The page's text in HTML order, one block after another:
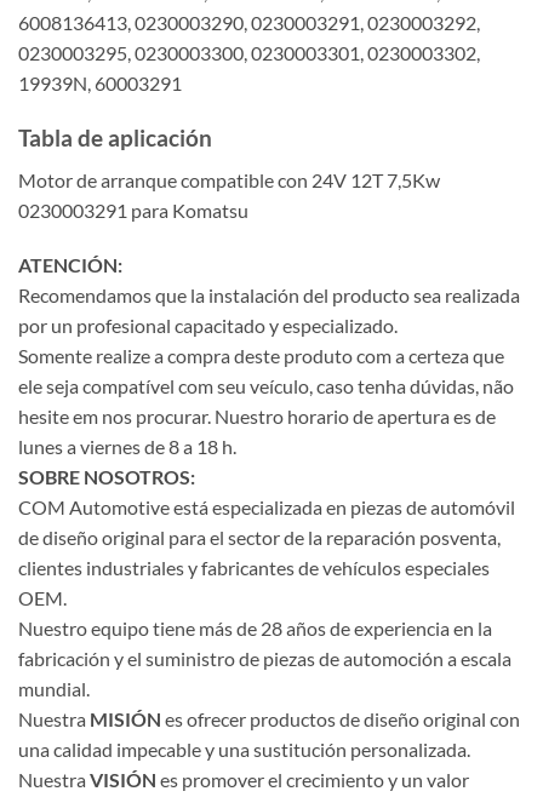
6008136413, 0230003290, 0230003291, 0230003292,
0230003295, 0230003300, 0230003301, 0230003302,
19939N, 60003291
Tabla de aplicación
Motor de arranque compatible con 24V 12T 7,5Kw
0230003291 para Komatsu
ATENCIÓN:
Recomendamos que la instalación del producto sea realizada
por un profesional capacitado y especializado.
Somente realize a compra deste produto com a certeza que
ele seja compatível com seu veículo, caso tenha dúvidas, não
hesite em nos procurar. Nuestro horario de apertura es de
lunes a viernes de 8 a 18 h.
SOBRE NOSOTROS:
COM Automotive está especializada en piezas de automóvil
de diseño original para el sector de la reparación posventa,
clientes industriales y fabricantes de vehículos especiales
OEM.
Nuestro equipo tiene más de 28 años de experiencia en la
fabricación y el suministro de piezas de automoción a escala
mundial.
Nuestra MISIÓN es ofrecer productos de diseño original con
una calidad impecable y una sustitución personalizada.
Nuestra VISIÓN es promover el crecimiento y un valor